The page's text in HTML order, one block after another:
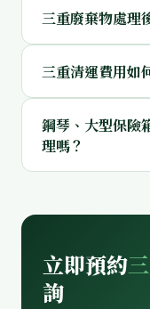
三重廢棄物處理
三重清運費用如
鋼琴、大型保險
理嗎？
立即預約
詢